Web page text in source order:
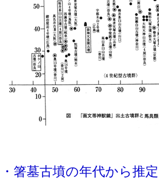
・箸墓古墳の年代から推